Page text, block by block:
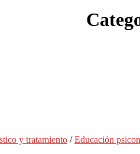
y tratamiento /Educación